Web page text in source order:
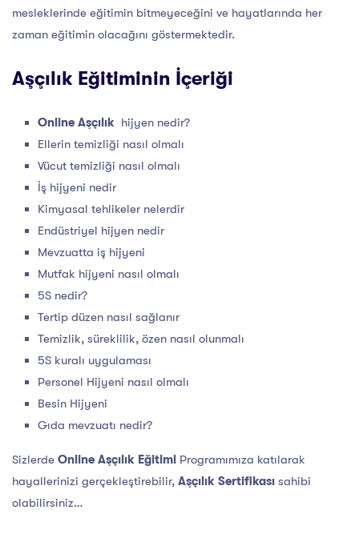
mesleklerinde eğitimin bitmeyeceğini ve hayatlarında her
zaman eğitimin olacağını göstermektedir.
Aşçılık Eğitiminin İçeriği
Online Aşçılık hijyen nedir?
Ellerin temizliği nasıl olmalı
Vücut temizliği nasıl olmalı
İş hijyeni nedir
Kimyasal tehlikeler nelerdir
Endüstriyel hijyen nedir
Mevzuatta iş hijyeni
Mutfak hijyeni nasıl olmalı
5S nedir?
Tertip düzen nasıl sağlanır
Temizlik, süreklilik, özen nasıl olunmalı
5S kuralı uygulaması
Personel Hijyeni nasıl olmalı
Besin Hijyeni
Gıda mevzuatı nedir?
Sizlerde Online Aşçılık Eğitimi Programımıza katılarak
hayallerinizi gerçekleştirebilir, Aşçılık Sertifikası sahibi
olabilirsiniz…